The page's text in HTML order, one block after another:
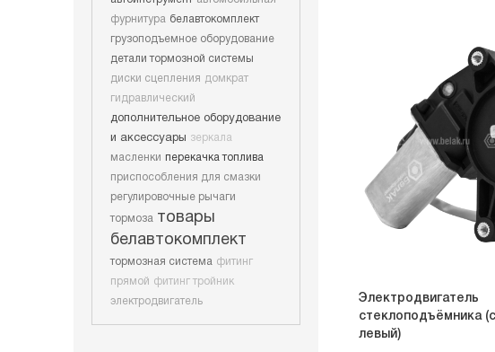
фурнитура белавтокомплект
грузоподъемное оборудование
детали тормозной системы
диски сцепления
домкрат
гидравлический
дополнительное оборудование
и аксессуары зеркала
масленки перекачка топлива
приспособления для смазки
регулировочные рычаги
тормоза товары
белавтокомплект
тормозная система фитинг
прямой фитинг тройник
электродвигатель
Электродвигатель
стеклоподъёмника
левый)